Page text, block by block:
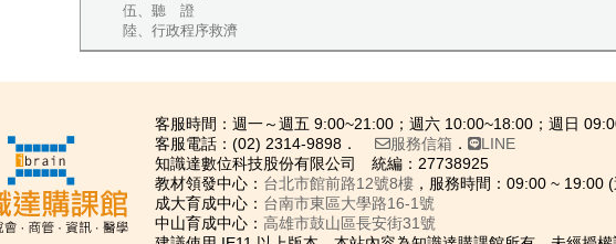
伍、聽 證
陸、行政程序救濟
客服時間：週一～週五 9:00~21:00；週六 10:00~18:00；週日
客服電話：(02) 2314-9898．
服務信箱 ．
LINE
知識達數位科技股份有限公司 統編：27738925
教材領發中心： 台北市館前路12號8樓 ，服務時間：09:00 ~ 19:00
成大育成中心： 台南市東區大學路16-1號
中山育成中心：高雄市鼓山區長安街31號